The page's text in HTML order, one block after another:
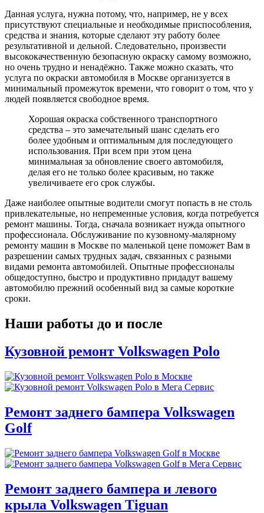
Данная услуга, нужна потому, что, например, не у всех
присутствуют специальные и необходимые приспособления,
средства и знания, которые сделают эту работу более
результативной и дельной. Следовательно, произвести
высококачественную безопасную окраску самому возможно,
но очень трудно и ненадёжно. Также можно сказать, что
услуга по окраски автомобиля в Москве организуется в
минимальный промежуток времени, что говорит о том, что у
людей появляется свободное время.
Хорошая окраска собственного транспортного
средства – это замечательный шанс сделать его
более удобным и оптимальным для последующего
использования. При всем при этом цена
минимальная за обновление своего автомобиля,
делая его не только более красивым, но также
увеличиваете его срок службы.
Даже наиболее опытные водители смогут попасть в не столь
привлекательные, но непременные условия, когда потребуется
ремонт машины. Тогда, сначала возникает нужда опытного
профессионала. Обслуживание по кузовному-малярному
ремонту машин в Москве по маленькой цене поможет Вам в
разрешении самых трудных задач, связанных с разными
видами ремонта автомобилей. Опытные профессионалы
общедоступно, быстро и продуктивно придадут вашему
автомобилю прежний особенный вид за самые короткие
сроки.
Наши работы до и после
Кузовной ремонт Volkswagen Polo
Ремонт заднего бампера Volkswagen
Golf
Ремонт заднего бампера и левого
крыла Volkswagen Tiguan